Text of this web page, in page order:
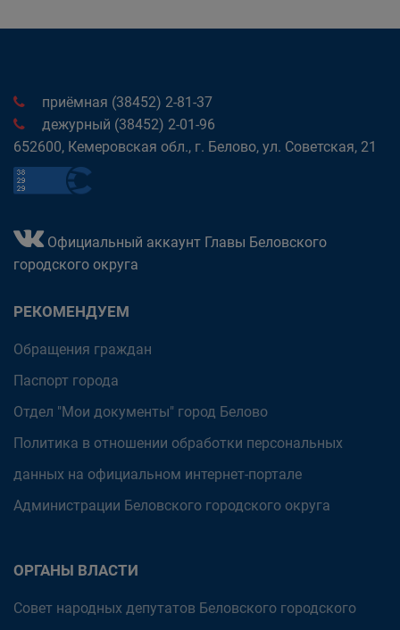
приёмная (38452) 2-81-37
дежурный (38452) 2-01-96
652600, Кемеровская обл., г. Белово, ул. Советская, 21
Официальный аккаунт Главы Беловского
городского округа
РЕКОМЕНДУЕМ
Обращения граждан
Паспорт города
Отдел "Мои документы" город Белово
Политика в отношении обработки персональных
данных на официальном интернет-портале
Администрации Беловского городского округа
ОРГАНЫ ВЛАСТИ
Совет народных депутатов Беловского городского